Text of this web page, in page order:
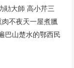
勛大師 高小芹三
不夜天一屋煮臘
巴山楚水的鄂西民